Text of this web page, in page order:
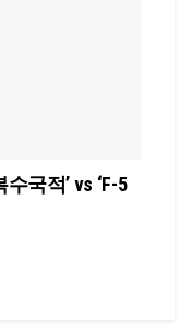
국적’ vs ‘F-5